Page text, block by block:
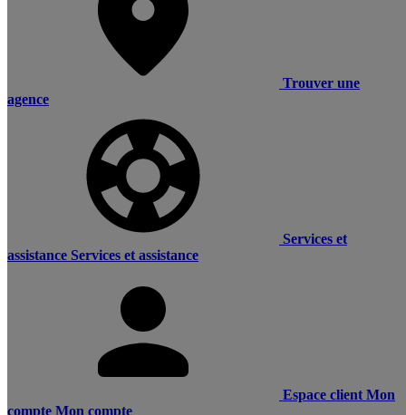
Trouver une
agence
Services et
assistance Services et assistance
Espace client Mon
compte Mon compte